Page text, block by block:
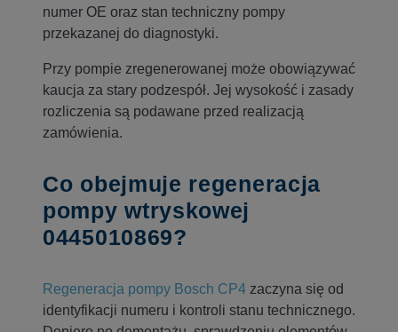
numer OE oraz stan techniczny pompy
przekazanej do diagnostyki.
Przy pompie zregenerowanej może obowiązywać
kaucja za stary podzespół. Jej wysokość i zasady
rozliczenia są podawane przed realizacją
zamówienia.
Co obejmuje regeneracja
pompy wtryskowej
0445010869?
Regeneracja pompy Bosch CP4 zaczyna się od
identyfikacji numeru i kontroli stanu technicznego.